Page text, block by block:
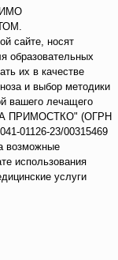
сайте, носят
образовательных
их в качестве
и выбор методики
вашего лечащего
ПРИМОСТКО" (ОГРН
01126-23/00315469
возможные
использования
услуги